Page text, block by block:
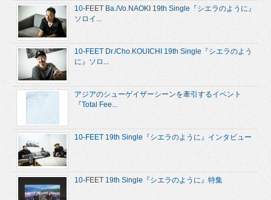
10-FEET Ba./Vo.NAOKI 19th Single『シエラのように』
ソロイ...
10-FEET Dr./Cho.KOUICHI 19th Single『シエラのよう
に』ソロ...
アジアのシューゲイザーシーンを牽引するイベント
『Total Fee...
10-FEET 19th Single『シエラのように』インタビュー
10-FEET 19th Single『シエラのように』特集